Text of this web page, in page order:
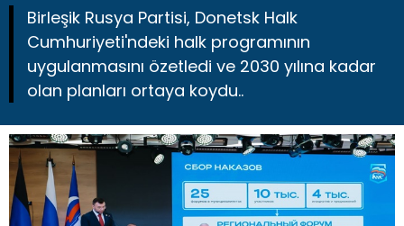
Birleşik Rusya Partisi, Donetsk Halk
Cumhuriyeti'ndeki halk programının
uygulanmasını özetledi ve 2030 yılına kadar
olan planları ortaya koydu..